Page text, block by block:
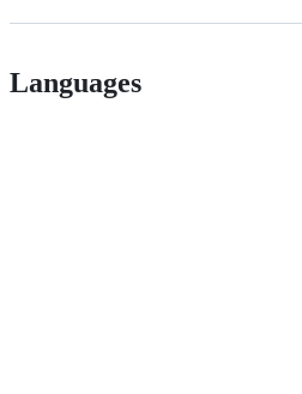
Languages